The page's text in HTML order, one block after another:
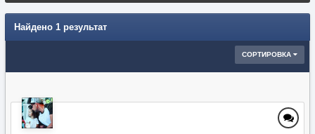
Найдено 1 результат
СОРТИРОВКА